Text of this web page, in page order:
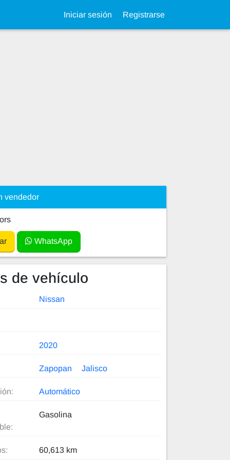
Iniciar sesión Registrarse
vendedor
WhatsApp
de vehículo
Nissan
2020
Zapopan Jalisco
Automático
Gasolina
60,613 km